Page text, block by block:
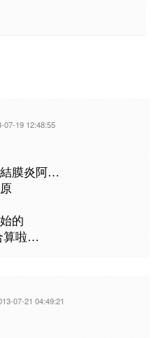
07-19 12:48:55
膜炎阿…
的
算啦…
07-21 04:49:21